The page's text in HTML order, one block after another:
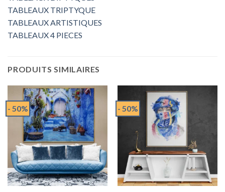
TABLEAUX TRIPTYQUE
TABLEAUX ARTISTIQUES
TABLEAUX 4 PIECES
PRODUITS SIMILAIRES
- 50% - 50%